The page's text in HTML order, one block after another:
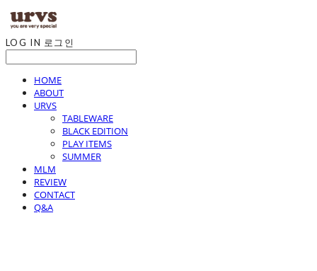
LOG IN 로그인
HOME
ABOUT
URVS
TABLEWARE
BLACK EDITION
PLAY ITEMS
SUMMER
MLM
REVIEW
CONTACT
Q&A